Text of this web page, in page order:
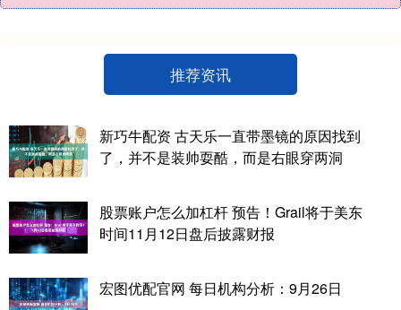
推荐资讯
新巧牛配资 古天乐一直带墨镜的原因找到
了，并不是装帅耍酷，而是右眼穿两洞
股票账户怎么加杠杆 预告！Grail将于美东
时间11月12日盘后披露财报
宏图优配官网 每日机构分析：9月26日